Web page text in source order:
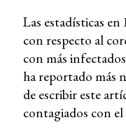
Las estadísticas en
con respecto al
con más
ha reportado más
de escribir este
contagiados con